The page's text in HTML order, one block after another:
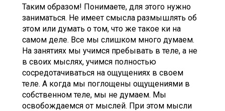
Таким образом! Понимаете, для этого нужно
заниматься. Не имеет смысла размышлять об
этом или думать о том, что же такое ки на
самом деле. Все мы слишком много думаем.
На занятиях мы учимся пребывать в теле, а не
в своих мыслях, учимся полностью
сосредотачиваться на ощущениях в своем
теле. А когда мы поглощены ощущениями в
собственном теле, мы не думаем. Мы
освобождаемся от мыслей. При этом мысли